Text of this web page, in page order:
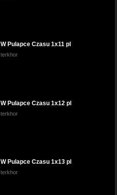
W Pulapce Czasu 1x11 pl
terkhor
W Pulapce Czasu 1x12 pl
terkhor
W Pulapce Czasu 1x13 pl
terkhor